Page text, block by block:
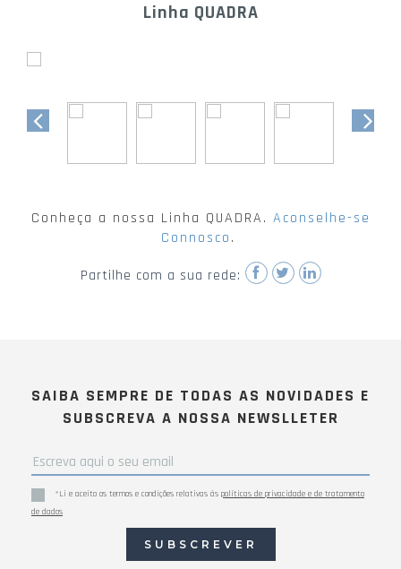
Linha QUADRA
Conheça a nossa Linha QUADRA. Aconselhe-se
Connosco.
Partilhe com a sua rede:
SAIBA SEMPRE DE TODAS AS NOVIDADES E
SUBSCREVA A NOSSA NEWSLLETER
*Li e aceito os termos e condições relativas às políticas de privacidade e de tratamento
de dados
SUBSCREVER